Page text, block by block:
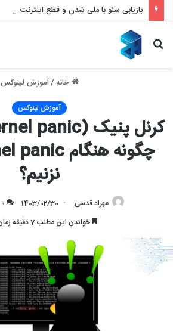
جستجو
خانه/آموزش لینوکس
آموزش لینوکس
نزنیم؟
مهراد قدسی 1403/02/30
0
خواندن این مطلب 7 دقیقه زمان میبرد